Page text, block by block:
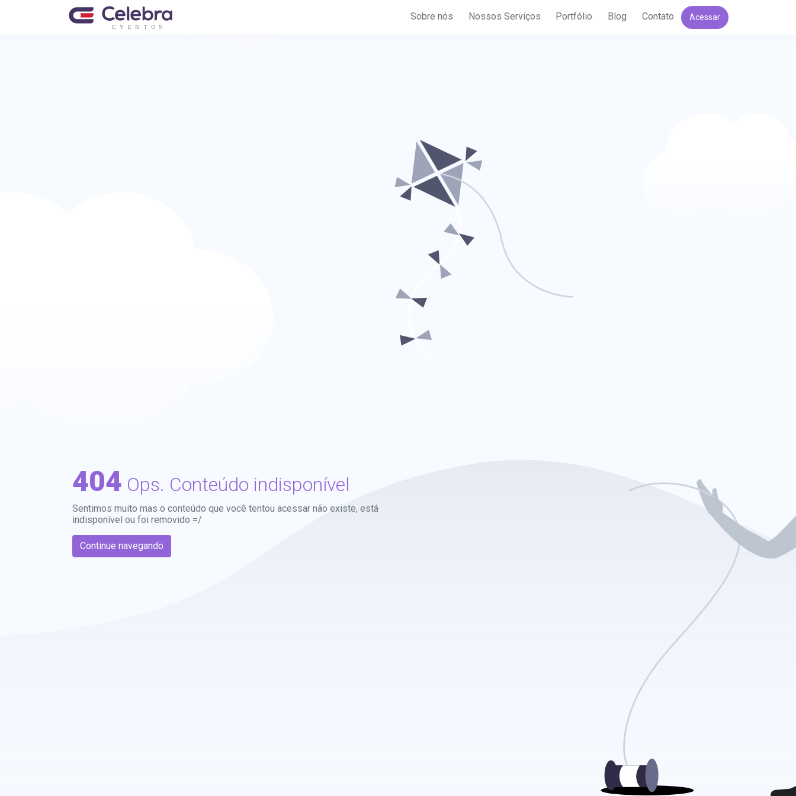
Sobre nós Nossos Serviços Portfólio Blog Contato Acessar
404 Ops. Conteúdo indisponível
Sentimos muito mas o conteúdo que você tentou acessar não existe, está
indisponível ou foi removido =/
Continue navegando